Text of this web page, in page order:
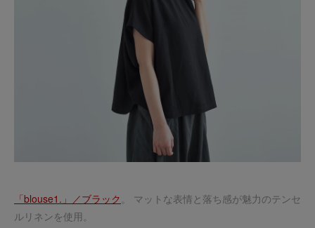
「blouse1.」／ブラック。 マットな表情と落ち感が魅力のテンセ
ルリネンを使用。